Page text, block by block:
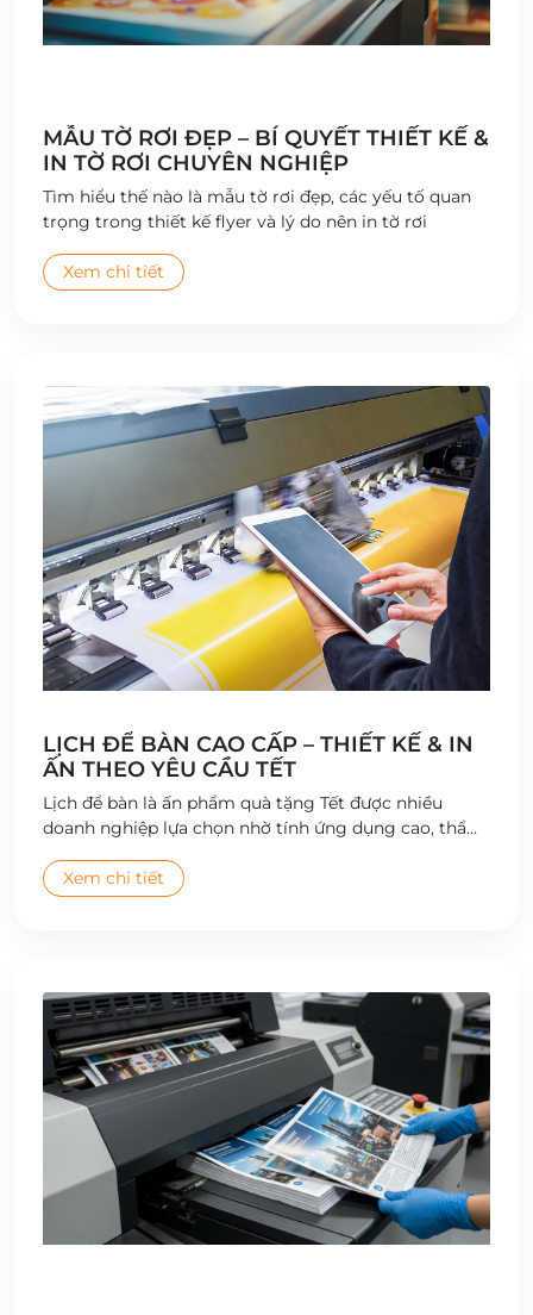
MẪU TỜ RƠI ĐẸP – BÍ QUYẾT THIẾT KẾ &
IN TỜ RƠI CHUYÊN NGHIỆP
Tìm hiểu thế nào là mẫu tờ rơi đẹp, các yếu tố quan
trọng trong thiết kế flyer và lý do nên in tờ rơi
Xem chi tiết
LỊCH ĐỂ BÀN CAO CẤP – THIẾT KẾ & IN
ẤN THEO YÊU CẦU TẾT
Lịch để bàn là ấn phẩm quà tặng Tết được nhiều
doanh nghiệp lựa chọn nhờ tính ứng dụng cao, thẩm
Công ty Cổ phần In Hà Nội cung cấp dịch vụ thiết kế
và in lịch để bàn theo yêu cầu, đa dạng mẫu mã, chất
Xem chi tiết